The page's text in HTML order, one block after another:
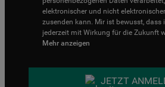
elektronischer und nicht
zusenden kann. Mir ist bewusst,
jederzeit mit Wirkung für die Zukunft
Mehr anzeigen
JETZT